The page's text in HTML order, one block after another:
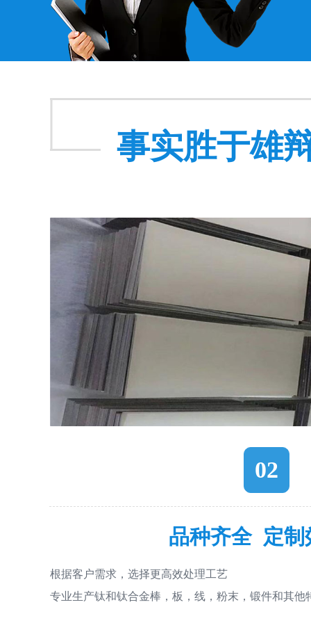
事实胜于雄
02
品种齐全 定制
根据客户需求，选择更高效处理工艺
专业生产钛和钛合金棒，板，线，粉末，锻件和其